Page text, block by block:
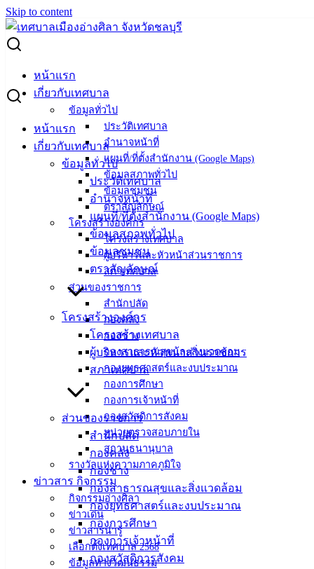
Skip to content
หน้าแรก
เกี่ยวกับเทศบาล
ข้อมูลทั่วไป
ประวัติเทศบาล
อำนาจหน้าที่
แผนที่/ที่ตั้งสำนักงาน (Google Maps)
ข้อมูลสภาพทั่วไป
ข้อมูลชุมชน
ตราสัญลักษณ์
โครงสร้างองค์กร
โครงสร้างเทศบาล
ผู้บริหารและหัวหน้าส่วนราชการ
สภาเทศบาล
ส่วนของราชการ
สำนักปลัด
กองคลัง
กองช่าง
กองสาธารณสุขและสิ่งแวดล้อม
กองยุทธศาสตร์และงบประมาณ
กองการศึกษา
กองการเจ้าหน้าที่
กองสวัสดิการสังคม
หน่วยตรวจสอบภายใน
สถานธนานุบาล
รางวัลแห่งความภาคภูมิใจ
ข่าวสาร กิจกรรม
กิจกรรมอ่างศิลา
ข่าวเด่น
ข่าวสารน่ารู้
เลือกตั้งเทศบาล 2568
ข้อมูลทางวัฒนธรรม
หน้าแรก
เกี่ยวกับเทศบาล
ข้อมูลทั่วไป
ประวัติเทศบาล
อำนาจหน้าที่
แผนที่/ที่ตั้งสำนักงาน (Google Maps)
ข้อมูลสภาพทั่วไป
ข้อมูลชุมชน
ตราสัญลักษณ์
โครงสร้างองค์กร
โครงสร้างเทศบาล
ผู้บริหารและหัวหน้าส่วนราชการ
สภาเทศบาล
ส่วนของราชการ
สำนักปลัด
กองคลัง
กองช่าง
กองสาธารณสุขและสิ่งแวดล้อม
กองยุทธศาสตร์และงบประมาณ
กองการศึกษา
กองการเจ้าหน้าที่
กองสวัสดิการสังคม
Search for:
ขยายกำหนดเวลาการดำเนินการตามพระราชบัญญัติภาษีที่ดิน
และสิ่งปลูกสร้างฯ ประจำปี พ.ศ. 2566
ขยายกำหนดเวลาการดำเนินการตามพระ
ราชบัญญัติภาษีที่ดินและสิ่งปลูกสร้างฯ
ประจำปี พ.ศ. 2566
ธันวาคม 29, 2022มกราคม 12, 2023
vichakarn
ขยายกำหนดเวลาการดำเนินการตามพระราชบัญญัติภาษีที่ดิน
และสิ่งปลูกสร้างฯ ประจำปี พ.ศ. 2566
เทศบาล
อ่างศิลา 90/338
ม.3 ต.เสม็ด
อ.เมือง จ.ชลบุรี
038-